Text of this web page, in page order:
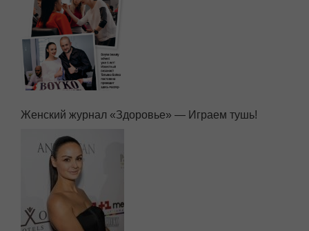
Женский журнал «Здоровье» — Играем тушь!